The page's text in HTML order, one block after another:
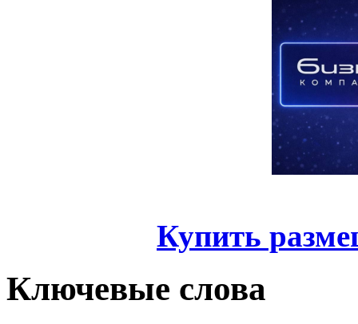
Купить
Ключевые слова